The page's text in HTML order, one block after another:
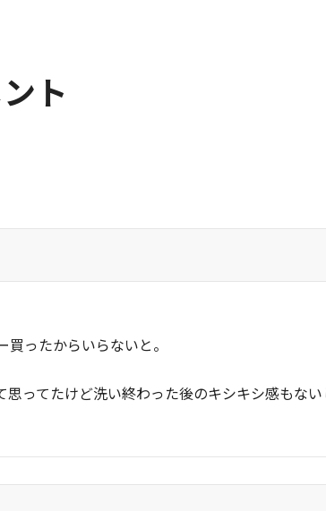
ト
ったからいらないと。
思ってたけど洗い終わった後のキシキシ感もな